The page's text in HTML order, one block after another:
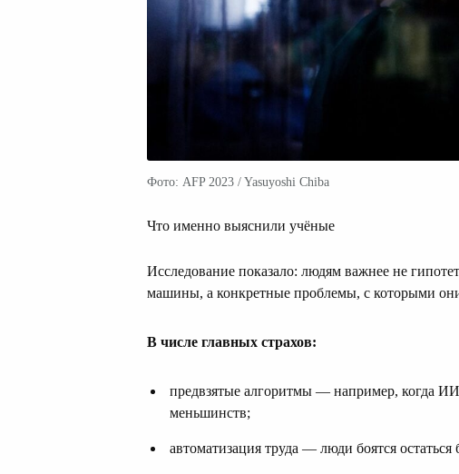
Фото: AFP 2023 / Yasuyoshi Chiba
Что именно выяснили учёные
Исследование показало: людям важнее не
машины, а конкретные проблемы, с которыми
В числе главных страхов:
предвзятые алгоритмы — например, когда
меньшинств;
автоматизация труда — люди боятся остаться